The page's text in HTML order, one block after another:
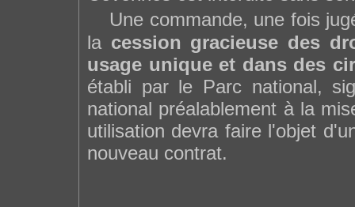
Une commande, une fois
la cession gracieuse des
usage unique et dans des
établi par le Parc national,
national préalablement à la
utilisation devra faire l'objet
nouveau contrat.